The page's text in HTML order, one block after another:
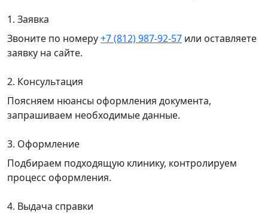
1. Заявка
Звоните по номеру+7 (812) 987-92-57 или оставляете
заявку на сайте.
2. Консультация
Поясняем нюансы оформления документа,
запрашиваем необходимые данные.
3. Оформление
Подбираем подходящую клинику, контролируем
процесс оформления.
4. Выдача справки